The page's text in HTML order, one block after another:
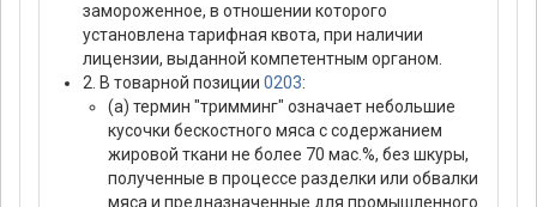
замороженное, в отношении которого
установлена тарифная квота, при наличии
лицензии, выданной компетентным органом.
2. В товарной позиции 0203:
(а) термин "тримминг" означает небольшие
кусочки бескостного мяса с содержанием
жировой ткани не более 70 мас.%, без шкуры,
полученные в процессе разделки или обвалки
мяса и предназначенные для промышленного